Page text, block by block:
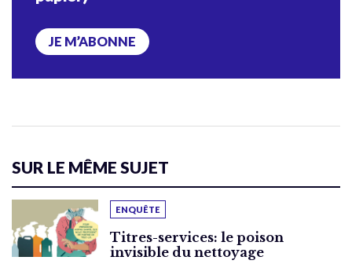
JE M’ABONNE
SUR LE MÊME SUJET
ENQUÊTE
Titres-services: le poison
invisible du nettoyage